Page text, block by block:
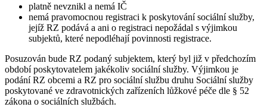
platně nevznikl a nemá IČ
nemá pravomocnou registraci k poskytování sociální služby,
jejíž RZ podává a ani o registraci nepožádal s výjimkou
subjektů, které nepodléhají povinnosti registrace.
Posuzován bude RZ podaný subjektem, který byl již v předchozím
období poskytovatelem jakékoliv sociální služby. Výjimkou je
podání RZ obcemi a RZ pro sociální službu druhu Sociální služby
poskytované ve zdravotnických zařízeních lůžkové péče dle § 52
zákona o sociálních službách.